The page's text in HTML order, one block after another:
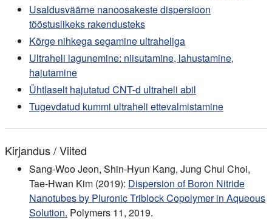
Usaldusväärne nanoosakeste dispersioon
tööstuslikeks rakendusteks
Kõrge nihkega segamine ultraheliga
Ultraheli lagunemine: niisutamine, lahustamine,
hajutamine
Ühtlaselt hajutatud CNT-d ultraheli abil
Tugevdatud kummi ultraheli ettevalmistamine
Kirjandus / Viited
Sang-Woo Jeon, Shin-Hyun Kang, Jung Chul Choi,
Tae-Hwan Kim (2019): Dispersion of Boron Nitride
Nanotubes by Pluronic Triblock Copolymer in Aqueous
Solution. Polymers 11, 2019.